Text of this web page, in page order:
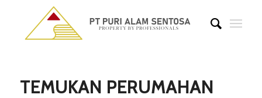
TEMUKAN PERUMAHAN